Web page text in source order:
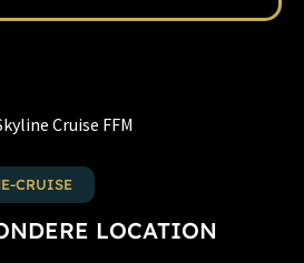
CRUISE
LOCATION